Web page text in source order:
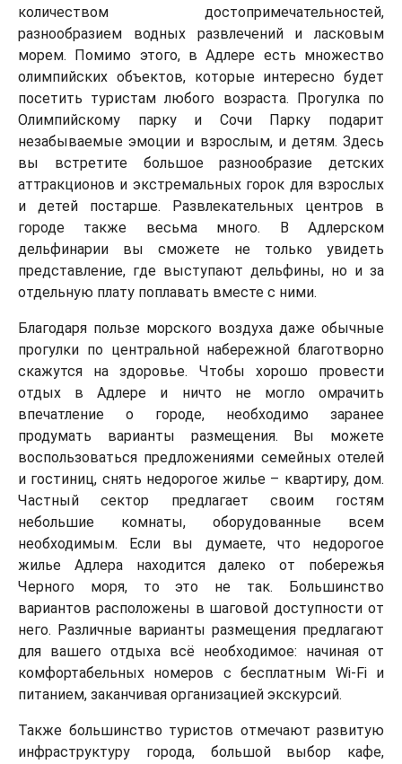
количеством достопримечательностей,
разнообразием водных развлечений и ласковым
морем. Помимо этого, в Адлере есть множество
олимпийских объектов, которые интересно будет
посетить туристам любого возраста. Прогулка по
Олимпийскому парку и Сочи Парку подарит
незабываемые эмоции и взрослым, и детям. Здесь
вы встретите большое разнообразие детских
аттракционов и экстремальных горок для взрослых
и детей постарше. Развлекательных центров в
городе также весьма много. В Адлерском
дельфинарии вы сможете не только увидеть
представление, где выступают дельфины, но и за
отдельную плату поплавать вместе с ними.
Благодаря пользе морского воздуха даже обычные
прогулки по центральной набережной благотворно
скажутся на здоровье. Чтобы хорошо провести
отдых в Адлере и ничто не могло омрачить
впечатление о городе, необходимо заранее
продумать варианты размещения. Вы можете
воспользоваться предложениями семейных отелей
и гостиниц, снять недорогое жилье – квартиру, дом.
Частный сектор предлагает своим гостям
небольшие комнаты, оборудованные всем
необходимым. Если вы думаете, что недорогое
жилье Адлера находится далеко от побережья
Черного моря, то это не так. Большинство
вариантов расположены в шаговой доступности от
него. Различные варианты размещения предлагают
для вашего отдыха всё необходимое: начиная от
комфортабельных номеров с бесплатным Wi-Fi и
питанием, заканчивая организацией экскурсий.
Также большинство туристов отмечают развитую
инфраструктуру города, большой выбор кафе,